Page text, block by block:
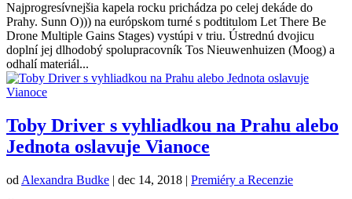
Najprogresívnejšia kapela rocku prichádza po celej dekáde do
Prahy. Sunn O))) na európskom turné s podtitulom Let There Be
Drone Multiple Gains Stages) vystúpi v triu. Ústrednú dvojicu
doplní jej dlhodobý spolupracovník Tos Nieuwenhuizen (Moog) a
odhalí materiál...
Toby Driver s vyhliadkou na Prahu alebo
Jednota oslavuje Vianoce
od Alexandra Budke | dec 14, 2018 | Premiéry a Recenzie